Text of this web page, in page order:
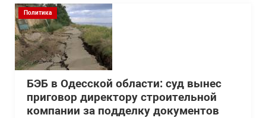
Политика
БЭБ в Одесской области: суд вынес
приговор директору строительной
компании за подделку документов